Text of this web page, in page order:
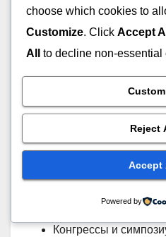
детские дни
Крещения и
Выпускные,
Частные вечеринки
Бизнес /
Конференции и
Конгрессы и
choose which cookies to
Customize. Click Accept All
All
to decline non-essential
Reject
Accept
Powered by